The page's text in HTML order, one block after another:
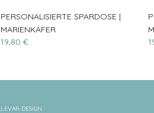
PERSONALISIERTE SPARDOSE |
MARIENKÄFER
19,80 €
LEVAR DESIGN